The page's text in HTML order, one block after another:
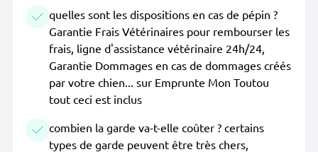
quelles sont les dispositions en cas de pépin ?
Garantie Frais Vétérinaires pour rembourser les
frais, ligne d'assistance vétérinaire 24h/24,
Garantie Dommages en cas de dommages créés
par votre chien... sur Emprunte Mon Toutou
tout ceci est inclus
combien la garde va-t-elle coûter ? certains
types de garde peuvent être très chers,